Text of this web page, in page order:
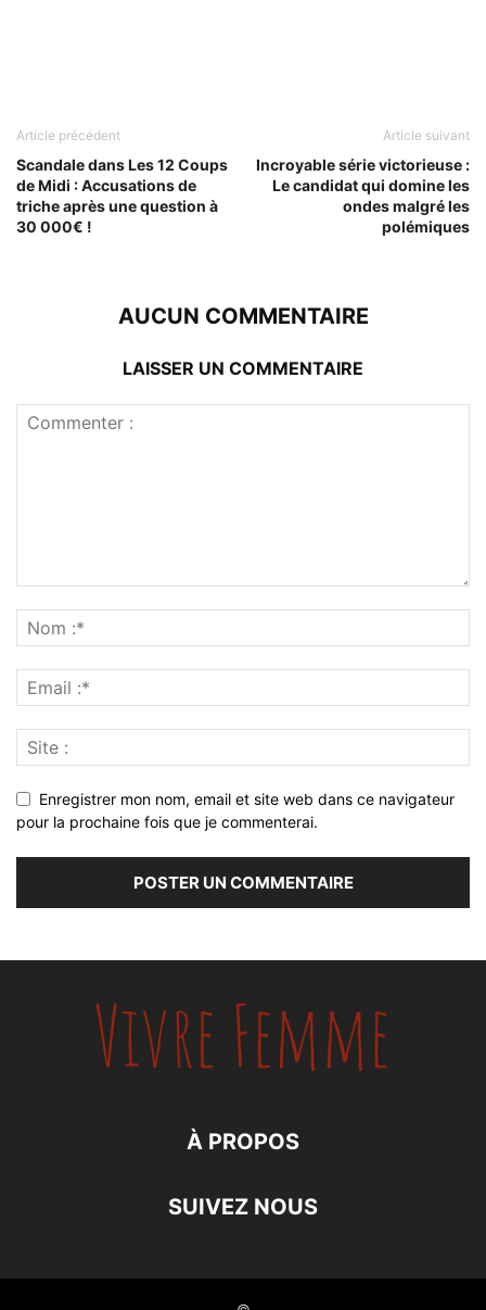
Article précédent
Scandale dans Les 12 Coups
de Midi : Accusations de
triche après une question à
30 000€ !
Article suivant
Incroyable série victorieuse :
Le candidat qui domine les
ondes malgré les
polémiques
AUCUN COMMENTAIRE
LAISSER UN COMMENTAIRE
Enregistrer mon nom, email et site web dans ce navigateur
pour la prochaine fois que je commenterai.
À PROPOS
SUIVEZ NOUS